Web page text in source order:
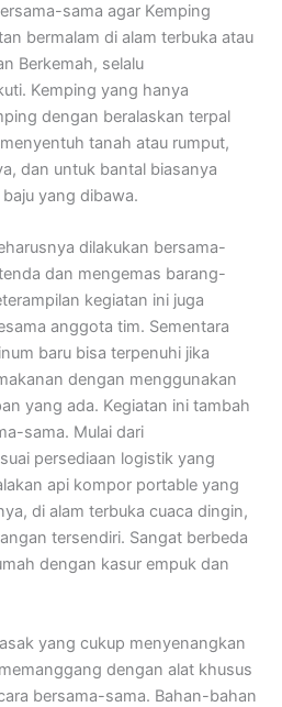
sama agar Kemping
bermalam di alam terbuka atau
Berkemah, selalu
Kemping yang hanya
dengan beralaskan terpal
tanah atau rumput,
dan untuk bantal biasanya
yang dibawa.
dilakukan bersama-
dan mengemas barang-
kegiatan ini juga
anggota tim. Sementara
baru bisa terpenuhi jika
dengan menggunakan
yang ada. Kegiatan ini tambah
sama. Mulai dari
persediaan logistik yang
api kompor portable yang
di alam terbuka cuaca dingin,
tersendiri. Sangat berbeda
dengan kasur empuk dan
yang cukup menyenangkan
dengan alat khusus
bersama-sama. Bahan-bahan